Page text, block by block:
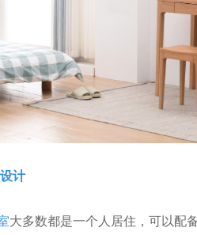
计
大多数都是一个人居住，可以配